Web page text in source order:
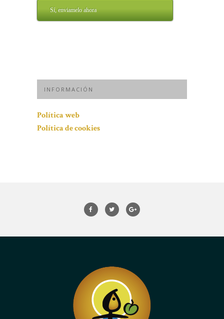
Sí, enviamelo ahora
INFORMACIÓN
Política web
Política de cookies